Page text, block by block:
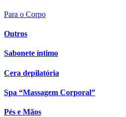
Para o Corpo
Outros
Sabonete íntimo
Cera depilatória
Spa “Massagem Corporal”
Pés e Mãos